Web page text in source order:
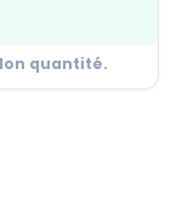
quantité.